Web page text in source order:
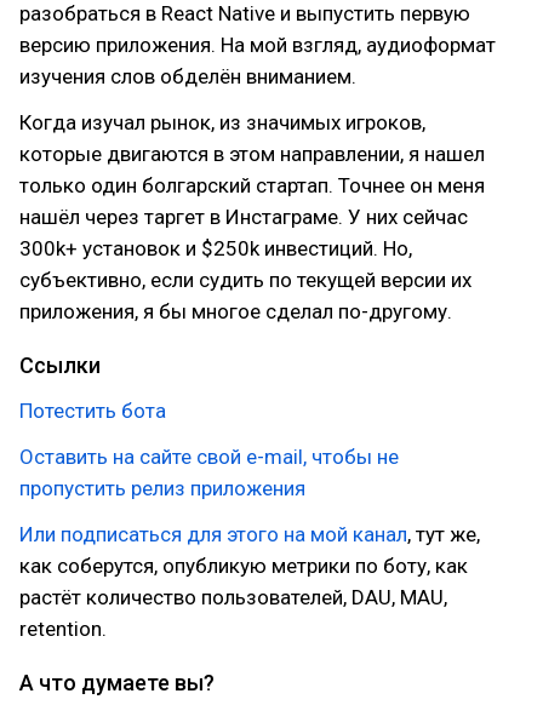
разобраться в React Native и выпустить первую
версию приложения. На мой взгляд, аудиоформат
изучения слов обделён вниманием.
Когда изучал рынок, из значимых игроков,
которые двигаются в этом направлении, я нашел
только один болгарский стартап. Точнее он меня
нашёл через таргет в Инстаграме. У них сейчас
300k+ установок и $250k инвестиций. Но,
субъективно, если судить по текущей версии их
приложения, я бы многое сделал по-другому.
Ссылки
Потестить бота
Оставить на сайте свой e-mail, чтобы не
пропустить релиз приложения
Или подписаться для этого на мой канал, тут же,
как соберутся, опубликую метрики по боту, как
растёт количество пользователей, DAU, MAU,
retention.
А что думаете вы?